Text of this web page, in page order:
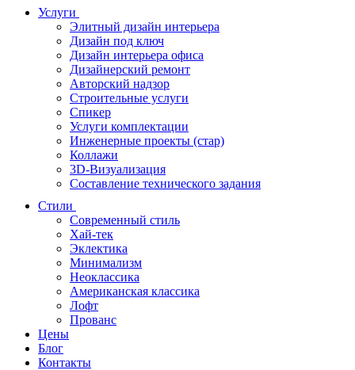
Услуги
Элитный дизайн интерьера
Дизайн под ключ
Дизайн интерьера офиса
Дизайнерский ремонт
Авторский надзор
Строительные услуги
Спикер
Услуги комплектации
Инженерные проекты (стар)
Коллажи
3D-Визуализация
Составление технического задания
Стили
Современный стиль
Хай-тек
Эклектика
Минимализм
Неоклассика
Американская классика
Лофт
Прованс
Цены
Блог
Контакты